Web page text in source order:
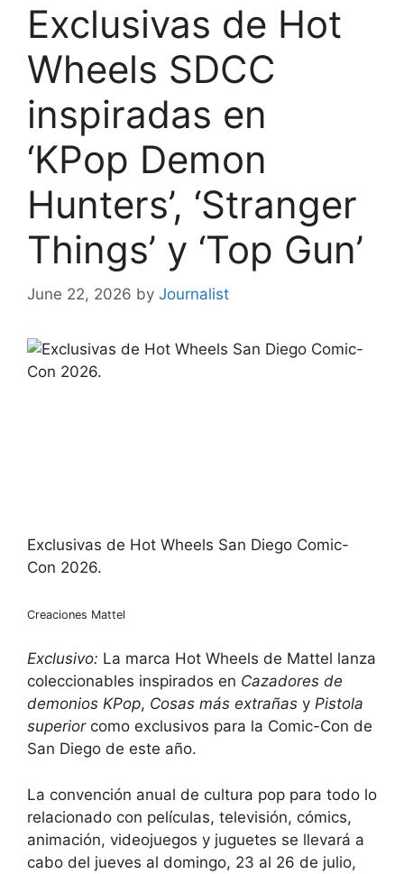
Exclusivas de Hot
Wheels SDCC
inspiradas en
‘KPop Demon
Hunters’, ‘Stranger
Things’ y ‘Top Gun’
June 22, 2026 by Journalist
Exclusivas de Hot Wheels San Diego Comic-
Con 2026.
Creaciones Mattel
Exclusivo: La marca Hot Wheels de Mattel lanza
coleccionables inspirados en Cazadores de
demonios KPop, Cosas más extrañas y Pistola
superiorcomo exclusivos para la Comic-Con de
San Diego de este año.
La convención anual de cultura pop para todo lo
relacionado con películas, televisión, cómics,
animación, videojuegos y juguetes se llevará a
cabo del jueves al domingo, 23 al 26 de julio,